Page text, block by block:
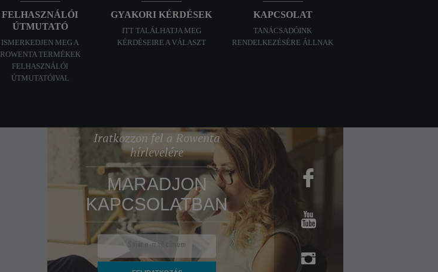
FELHASZNÁLÓI
ÚTMUTATÓ
ISMERKEDJEN MEG A
ROWENTA TERMÉKEK
FELHASZNÁLÓI
ÚTMUTATÓIVAL
GYAKORI KÉRDÉSEK
ITT TALÁLHATJA MEG
KÉRDÉSEIRE A VÁLASZT
KAPCSOLAT
TANÁCSADÓINK
RENDELKEZÉSÉRE ÁLLNAK
Iratkozzon fel a Rowenta
hírlevelére
MARADJON
KAPCSOLATBAN